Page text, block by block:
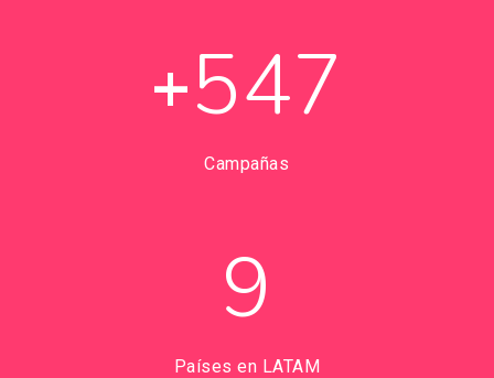
+547
Campañas
9
Países en LATAM